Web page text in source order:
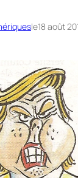
le18 août